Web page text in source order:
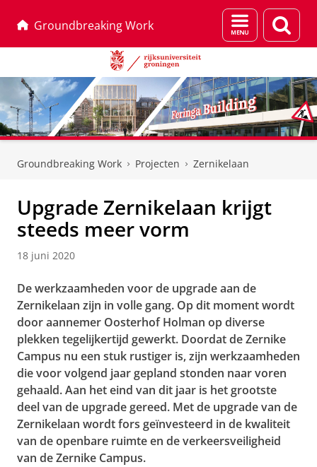
Groundbreaking Work
Menu
en
Groundbreaking Work Projecten Zernikelaan
Upgrade Zernikelaan krijgt
steeds meer vorm
18 juni 2020
De werkzaamheden voor de upgrade aan de
Zernikelaan zijn in volle gang. Op dit moment wordt
door aannemer Oosterhof Holman op diverse
plekken tegelijkertijd gewerkt. Doordat de Zernike
Campus nu een stuk rustiger is, zijn werkzaamheden
die voor volgend jaar gepland stonden naar voren
gehaald. ​Aan het eind van dit jaar is het grootste
deel van de upgrade gereed. Met de upgrade van de
Zernikelaan wordt fors geïnvesteerd in de kwaliteit
van de openbare ruimte en de verkeersveiligheid
van de Zernike Campus.